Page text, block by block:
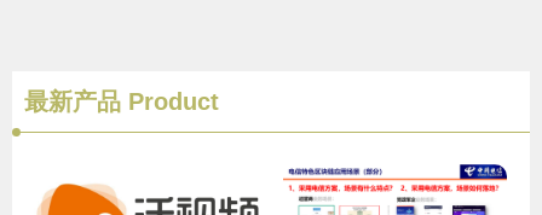
最新产品 Product